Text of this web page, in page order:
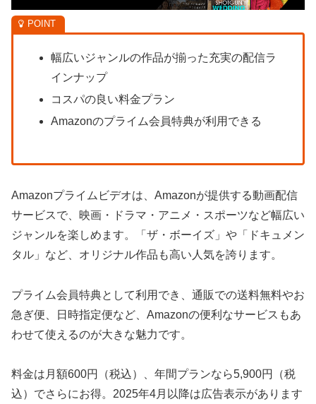
幅広いジャンルの作品が揃った充実の配信ラ
インナップ
コスパの良い料金プラン
Amazonのプライム会員特典が利用できる
Amazonプライムビデオは、Amazonが提供する動画配信
サービスで、映画・ドラマ・アニメ・スポーツなど幅広い
ジャンルを楽しめます。「ザ・ボーイズ」や「ドキュメン
タル」など、オリジナル作品も高い人気を誇ります。
プライム会員特典として利用でき、通販での送料無料やお
急ぎ便、日時指定便など、Amazonの便利なサービスもあ
わせて使えるのが大きな魅力です。
料金は月額600円（税込）、年間プランなら5,900円（税
込）でさらにお得。2025年4月以降は広告表示があります